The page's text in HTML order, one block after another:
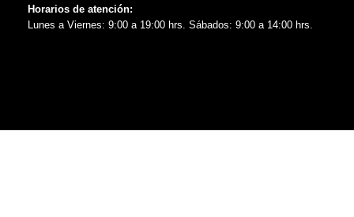
Horarios de atención:
Lunes a Viernes: 9:00 a 19:00 hrs. Sábados: 9:00 a 14:00 hrs.